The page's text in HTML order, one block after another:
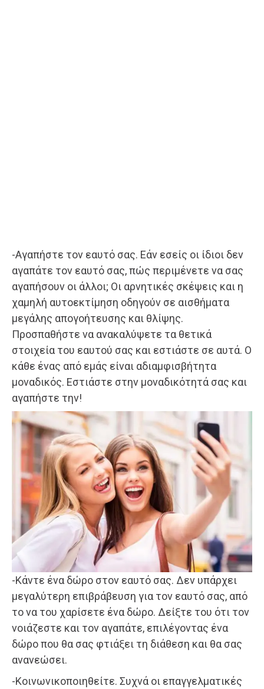
-Αγαπήστε τον εαυτό σας. Εάν εσείς οι ίδιοι δεν
αγαπάτε τον εαυτό σας, πώς περιμένετε να σας
αγαπήσουν οι άλλοι; Οι αρνητικές σκέψεις και η
χαμηλή αυτοεκτίμηση οδηγούν σε αισθήματα
μεγάλης απογοήτευσης και θλίψης.
Προσπαθήστε να ανακαλύψετε τα θετικά
στοιχεία του εαυτού σας και εστιάστε σε αυτά. Ο
κάθε ένας από εμάς είναι αδιαμφισβήτητα
μοναδικός. Εστιάστε στην μοναδικότητά σας και
αγαπήστε την!
-Κάντε ένα δώρο στον εαυτό σας. Δεν υπάρχει
μεγαλύτερη επιβράβευση για τον εαυτό σας, από
το να του χαρίσετε ένα δώρο. Δείξτε του ότι τον
νοιάζεστε και τον αγαπάτε, επιλέγοντας ένα
δώρο που θα σας φτιάξει τη διάθεση και θα σας
ανανεώσει.
-Κοινωνικοποιηθείτε. Συχνά οι επαγγελματικές